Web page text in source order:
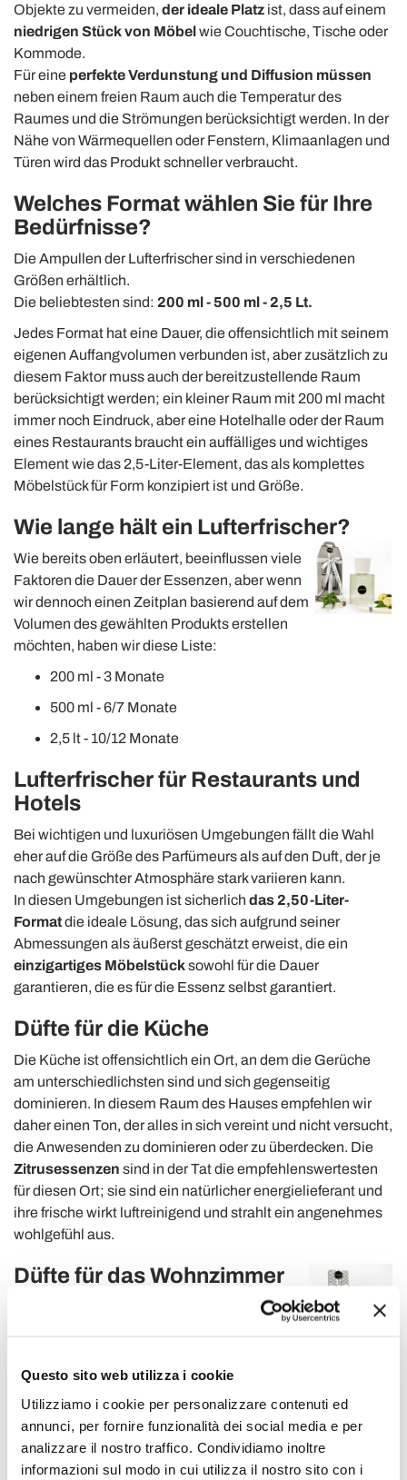
Questo sito web utilizza i cookie
Utilizziamo i cookie per personalizzare contenuti ed
annunci, per fornire funzionalità dei social media e per
analizzare il nostro traffico. Condividiamo inoltre
informazioni sul modo in cui utilizza il nostro sito con i
Objekte zu vermeiden, der ideale Platz ist, dass auf einem
niedrigen Stückvon Möbel wie Couchtische, Tische oder
Kommode.
Für eine perfekte Verdunstung und Diffusion müssen
neben einem freien Raum auch die Temperatur des
Raumes und die Strömungen berücksichtigt werden. In der
Nähe von Wärmequellen oder Fenstern, Klimaanlagen und
Türen wird das Produkt schneller verbraucht.
Welches Format wählen Sie für Ihre
Bedürfnisse?
Die Ampullen der Lufterfrischer sind in verschiedenen
Größen erhältlich.
Die beliebtesten sind: 200 ml - 500 ml - 2,5 Lt.
Jedes Format hat eine Dauer, die offensichtlich mit seinem
eigenen Auffangvolumen verbunden ist, aber zusätzlich zu
diesem Faktor muss auch der bereitzustellende Raum
berücksichtigt werden; ein kleiner Raum mit 200 ml macht
immer noch Eindruck, aber eine Hotelhalle oder der Raum
eines Restaurants braucht ein auffälliges und wichtiges
Element wie das 2,5-Liter-Element, das als komplettes
Möbelstück für Form konzipiert ist und Größe.
Wie lange hält ein Lufterfrischer?
Wie bereits oben erläutert, beeinflussen viele
Faktoren die Dauer der Essenzen, aber wenn
wir dennoch einen Zeitplan basierend auf dem
Volumen des gewählten Produkts erstellen
möchten, haben wir diese Liste:
200 ml - 3 Monate
500 ml - 6/7 Monate
2,5 lt - 10/12 Monate
Lufterfrischer für Restaurants und
Hotels
Bei wichtigen und luxuriösen Umgebungen fällt die Wahl
eher auf die Größe des Parfümeurs als auf den Duft, der je
nach gewünschter Atmosphäre stark variieren kann.
In diesen Umgebungen ist sicherlich das 2,50-Liter-
Formatdie ideale Lösung, das sich aufgrund seiner
Abmessungen als äußerst geschätzt erweist, die ein
einzigartiges Möbelstücksowohl für die Dauer
garantieren, die es für die Essenz selbst garantiert.
Düfte für die Küche
Die Küche ist offensichtlich ein Ort, an dem die Gerüche
am unterschiedlichsten sind und sich gegenseitig
dominieren. In diesem Raum des Hauses empfehlen wir
daher einen Ton, der alles in sich vereint und nicht versucht,
die Anwesenden zu dominieren oder zu überdecken. Die
Zitrusessenzen sind in der Tat die empfehlenswertesten
für diesen Ort; sie sind ein natürlicher energielieferant und
ihre frische wirkt luftreinigend und strahlt ein angenehmes
wohlgefühl aus.
Düfte für das Wohnzimmer
Das Wohnzimmer oder auch Wohnbereich
gestaltet sein, dass eine Umgebung voller Entspannung
Hier haben Sie den Vorteil, den Duft auch je nach
Jahreszeit wechseln zu können.
, orientalische